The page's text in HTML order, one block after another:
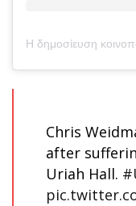
Chris
after
Uriah Hall.